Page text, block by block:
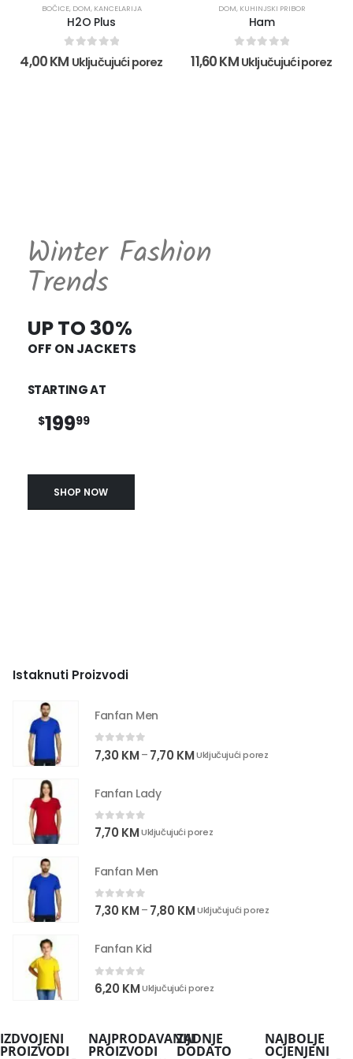
BOČICE, DOM, KANCELARIJA
H2O Plus
0 out of 5
4,00KM Uključujući porez
DOM, KUHINJSKI PRIBOR
Ham
0 out of 5
11,60KM Uključujući porez
Winter Fashion
Trends
UP TO 30%
OFF ON JACKETS
STARTING AT
$19999
SHOP NOW
Istaknuti Proizvodi
Fanfan Men
0out of 5
7,30 KM– 7,70 KMUključujući porez
Fanfan Lady
0out of 5
7,70 KMUključujući porez
Fanfan Men
0out of 5
7,30 KM– 7,80 KMUključujući porez
Fanfan Kid
0out of 5
6,20 KMUključujući porez
IZDVOJENI
PROIZVODI
NAJPRODAVANIJI
PROIZVODI
ZADNJE
DODATO
NAJBOLJE
OCJENJENI